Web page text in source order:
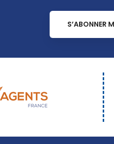
S’ABONNER